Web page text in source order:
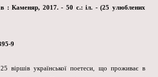
: Каменяр, 2017. - 50 с.: іл. - (25 улюблених
9
віршів української поетеси, що проживає в